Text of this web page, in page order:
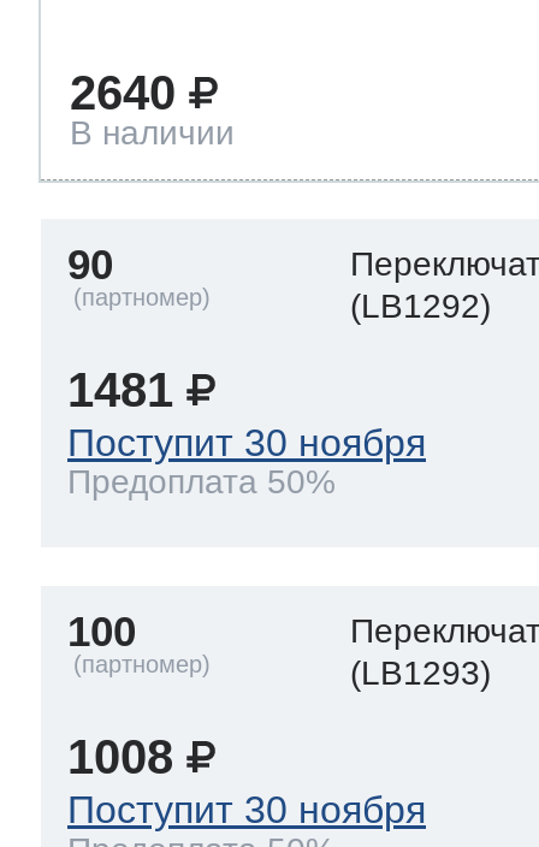
2640
В наличии
90
(LB1292)
1481
Поступит 30 ноября
Предоплата 50%
100
(LB1293)
1008
Поступит 30 ноября